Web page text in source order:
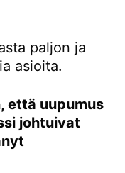
paljon ja
asioita.
että uupumus
johtuivat